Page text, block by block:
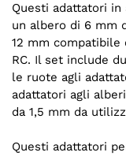
Questi adattatori
un albero di 6 mm
12 mm
RC. Il set include
le ruote agli
adattatori agli
da 1,5 mm da
Questi adattatori